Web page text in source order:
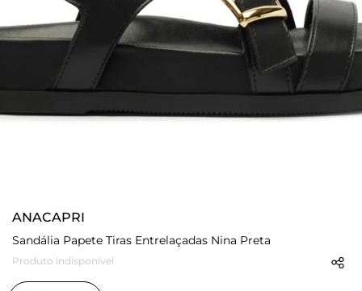
ANACAPRI
Sandália Papete Tiras Entrelaçadas Nina Preta
Produto indisponível